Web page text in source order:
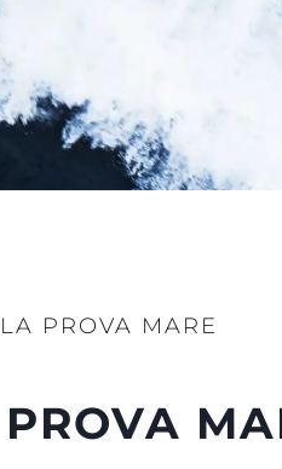
PROVA MARE